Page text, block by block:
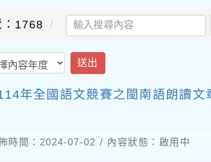
：1768
送出
年全國語文競賽之閩南語朗讀
時間：2024-07-02 / 內容狀態：啟用中